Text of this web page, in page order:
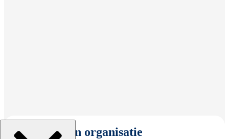
Selecteer een organisatie